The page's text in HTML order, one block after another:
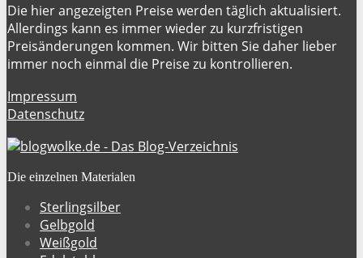
Die hier angezeigten Preise werden täglich aktualisiert.
Allerdings kann es immer wieder zu kurzfristigen
Preisänderungen kommen. Wir bitten Sie daher lieber
immer noch einmal die Preise zu kontrollieren.
Impressum
Datenschutz
Die einzelnen Materialen
Sterlingsilber
Gelbgold
Weißgold